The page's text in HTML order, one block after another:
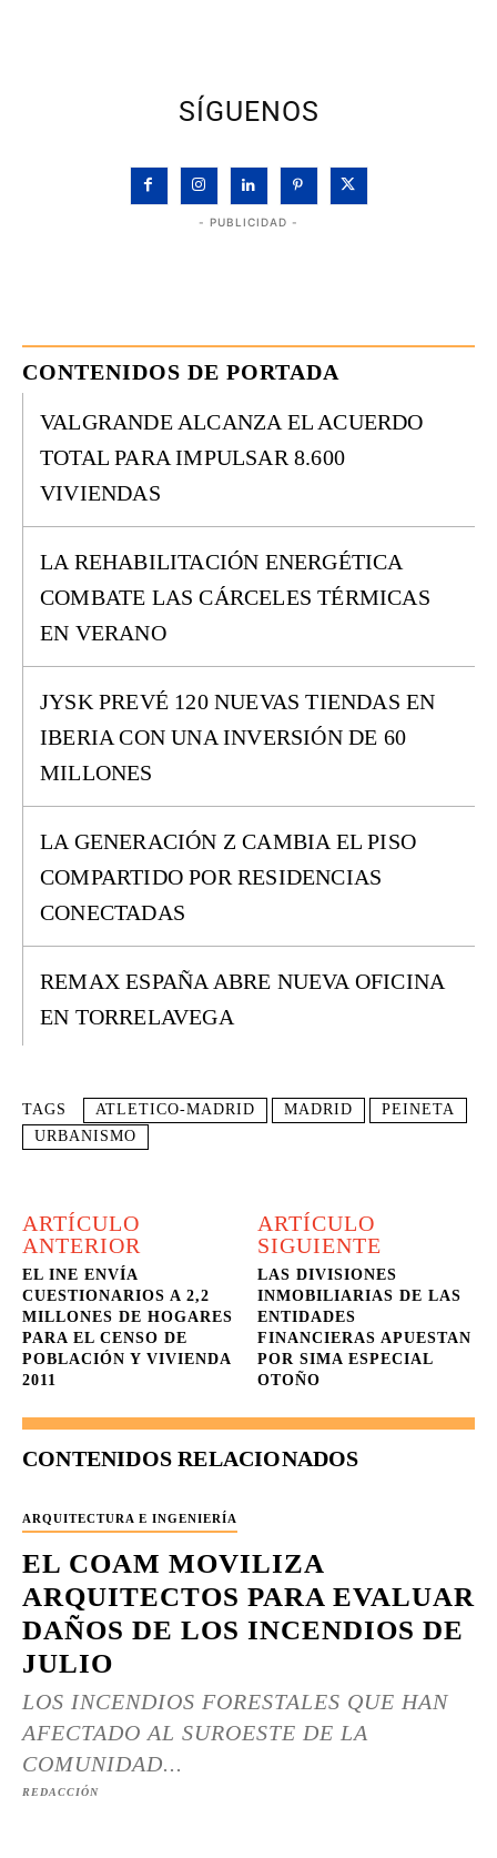
SÍGUENOS
- PUBLICIDAD -
CONTENIDOS DE PORTADA
VALGRANDE ALCANZA EL ACUERDO
TOTAL PARA IMPULSAR 8.600
VIVIENDAS
LA REHABILITACIÓN ENERGÉTICA
COMBATE LAS CÁRCELES TÉRMICAS
EN VERANO
JYSK PREVÉ 120 NUEVAS TIENDAS EN
IBERIA CON UNA INVERSIÓN DE 60
MILLONES
LA GENERACIÓN Z CAMBIA EL PISO
COMPARTIDO POR RESIDENCIAS
CONECTADAS
REMAX ESPAÑA ABRE NUEVA OFICINA
EN TORRELAVEGA
TAGS ATLETICO-MADRID MADRID
PEINETA
URBANISMO
ARTÍCULO
ANTERIOR
EL INE ENVÍA
CUESTIONARIOS A 2,2
MILLONES DE HOGARES
PARA EL CENSO DE
POBLACIÓN Y VIVIENDA
2011
ARTÍCULO
SIGUIENTE
LAS DIVISIONES
INMOBILIARIAS DE LAS
ENTIDADES
FINANCIERAS APUESTAN
POR SIMA ESPECIAL
OTOÑO
CONTENIDOS RELACIONADOS
ARQUITECTURA E INGENIERÍA
EL COAM MOVILIZA
ARQUITECTOS PARA EVALUAR
DAÑOS DE LOS INCENDIOS DE
JULIO
LOS INCENDIOS FORESTALES QUE HAN
AFECTADO AL SUROESTE DE LA
COMUNIDAD...
REDACCIÓN